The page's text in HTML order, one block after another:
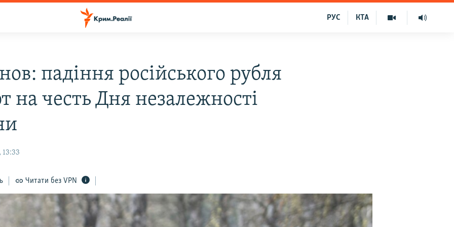
КТА
РУС
падіння російського рубля
на честь Дня незалежності
13:33
Читати без VPN